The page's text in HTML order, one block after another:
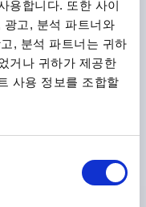
용합니다. 또한 사이
광고, 분석 파트너와
, 분석 파트너는 귀하
거나 귀하가 제공한
사용 정보를 조합할
FORM:0°
THREAD=M12